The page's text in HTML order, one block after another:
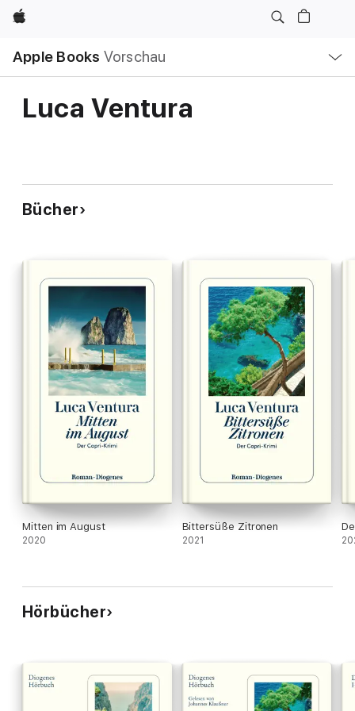
Apple
Apple Books Vorschau
Navigation
Menü
öffnen
Luca Ventura
Bücher
Mitten im August
2020
Bittersüße Zitronen
2021
Hörbücher